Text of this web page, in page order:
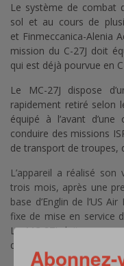
Le système de combat
sol et au cours de
et Finmeccanica-Alenia
mission du C-27J doit
qui est déjà pourvue en
Le MC-27J dispose
rapidement retiré selon
équipé à l’avant
conduire des missions
de transport de troupes,
L’appareil a réalisé
trois mois, après une
base d’Englin de l’US
fixe de mise en service
Le MC-27J doit encore
d’être définitivement